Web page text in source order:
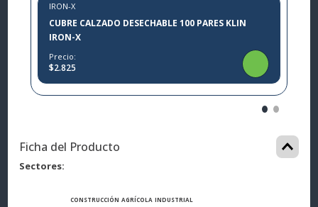
IRON-X
CUBRE CALZADO DESECHABLE 100 PARES KLIN
IRON-X
Precio:
$2.825
Ficha del Producto
Sectores
CONSTRUCCIÓN AGRÍCOLA INDUSTRIAL